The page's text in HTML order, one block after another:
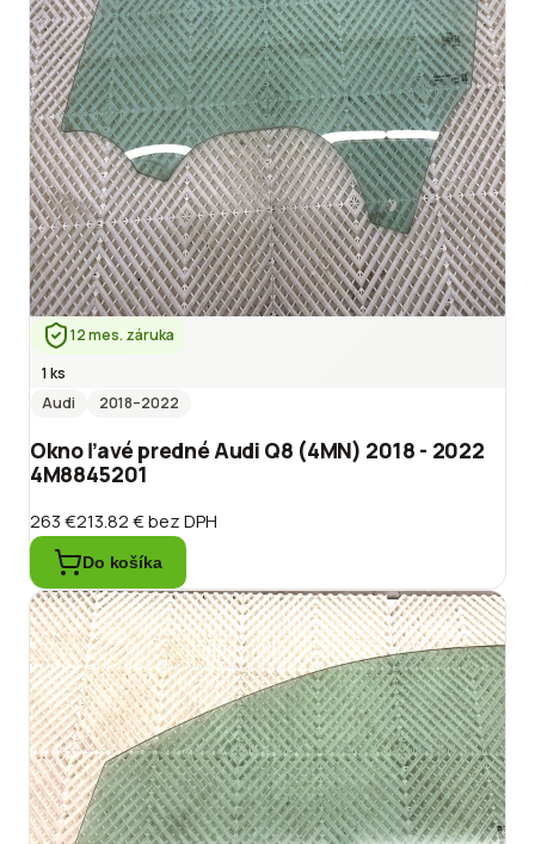
12 mes. záruka
1 ks
Audi
2018–2022
Okno ľavé predné Audi Q8 (4MN) 2018 - 2022
4M8845201
263 €213.82 €bez DPH
Do košíka